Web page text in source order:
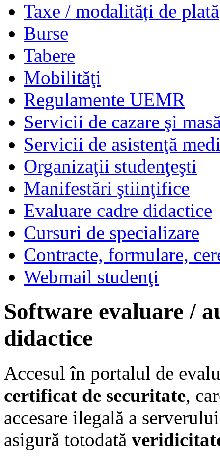
Taxe / modalități de plată
Burse
Tabere
Mobilităţi
Regulamente UEMR
Servicii de cazare şi
Servicii de asistenţă
Organizaţii studenţeşti
Manifestări ştiinţifice
Evaluare cadre didactice
Cursuri de specializare
Contracte, formulare,
Webmail studenţi
Software evaluare /
didactice
Accesul în portalul de
certificat de securitate,
accesare ilegală a
asigură totodată